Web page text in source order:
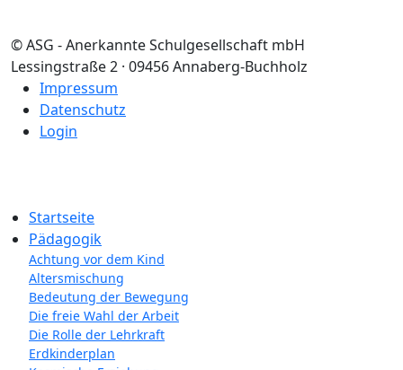
© ASG - Anerkannte Schulgesellschaft mbH
Lessingstraße 2 · 09456 Annaberg-Buchholz
Impressum
Datenschutz
Login
Startseite
Pädagogik
Achtung vor dem Kind
Altersmischung
Bedeutung der Bewegung
Die freie Wahl der Arbeit
Die Rolle der Lehrkraft
Erdkinderplan